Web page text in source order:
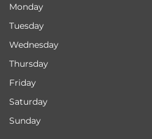
Monday
Tuesday
Wednesday
Thursday
Friday
Saturday
Sunday